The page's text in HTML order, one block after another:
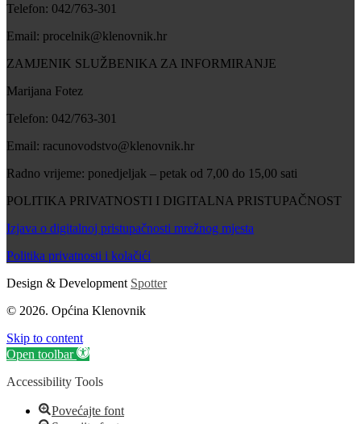
Telefon: 042/763-301
Email: procelnik@klenovnik.hr
ZAMJENIK SLUŽBENIKA ZA INFORMIRANJE
Marijana Fotez
Telefon: 042/763-301
Email: racunovodstvo@klenovnik.hr
Radno vrijeme: ponedjeljak – petak od 7,00 do 15,00 sati
POLITIKA PRIVATNOSTI I DIGITALNA PRISTUPAČNOST
Izjava o digitalnoj pristupačnosti mrežnog mjesta
Politika privatnosti i kolačići
Design & Development Spotter
© 2026. Općina Klenovnik
Skip to content
Open toolbar
Accessibility Tools
Povećajte font